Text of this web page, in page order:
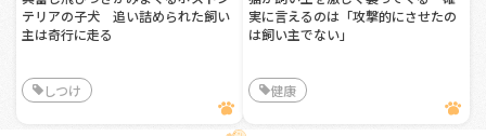
テリアの子犬 追い詰められた飼い
主は奇行に走る
しつけ
実に言えるのは「攻撃的にさせたの
は飼い主でない」
健康